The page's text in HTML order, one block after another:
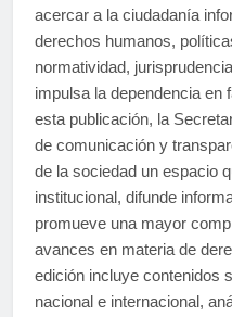
acercar a la ciudadanía
derechos humanos,
normatividad,
impulsa la dependencia en
esta publicación, la
de comunicación y
de la sociedad un espacio
institucional, difunde
promueve una mayor
avances en materia de
edición incluye contenidos
nacional e internacional,